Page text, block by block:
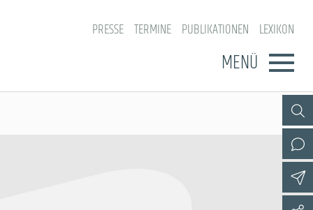
PRESSE TERMINE PUBLIKATIONEN LEXIKON
MENÜ